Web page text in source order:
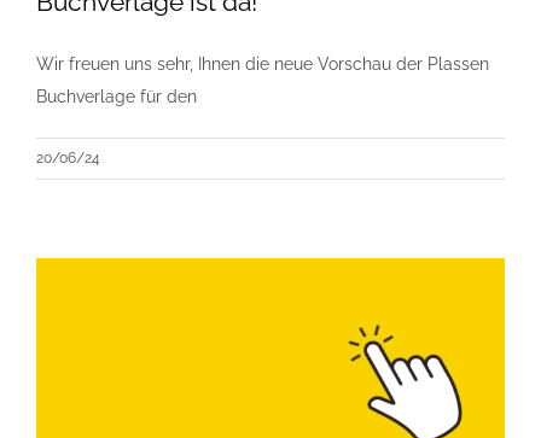
Wir freuen uns sehr, Ihnen die neue Vorschau der Plassen
Buchverlage für den
20/06/24